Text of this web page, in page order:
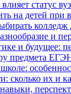
статус
на детей при
колледж
и
и будущее:
предмета ЕГЭ
сколько их и
навыки,